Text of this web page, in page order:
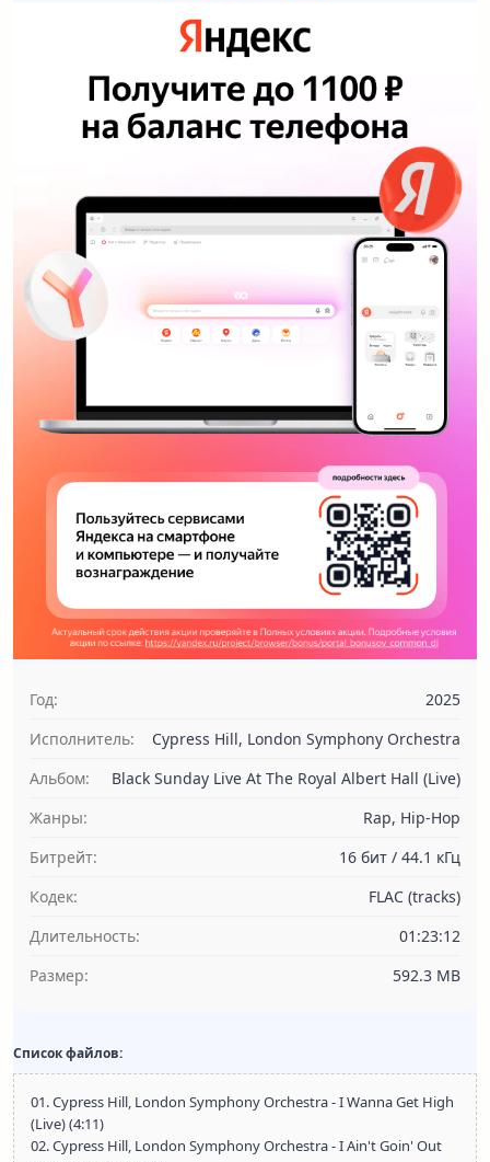
Год:
2025
Исполнитель:
Cypress Hill, London Symphony Orchestra
Альбом:
Black Sunday Live At The Royal Albert Hall (Live)
Жанры:
Rap, Hip-Hop
Битрейт:
16 бит / 44.1 кГц
Кодек:
FLAC (tracks)
Длительность:
01:23:12
Размер:
592.3 MB
Список файлов:
01. Cypress Hill, London Symphony Orchestra - I Wanna Get High
(Live) (4:11)
02. Cypress Hill, London Symphony Orchestra - I Ain't Goin' Out